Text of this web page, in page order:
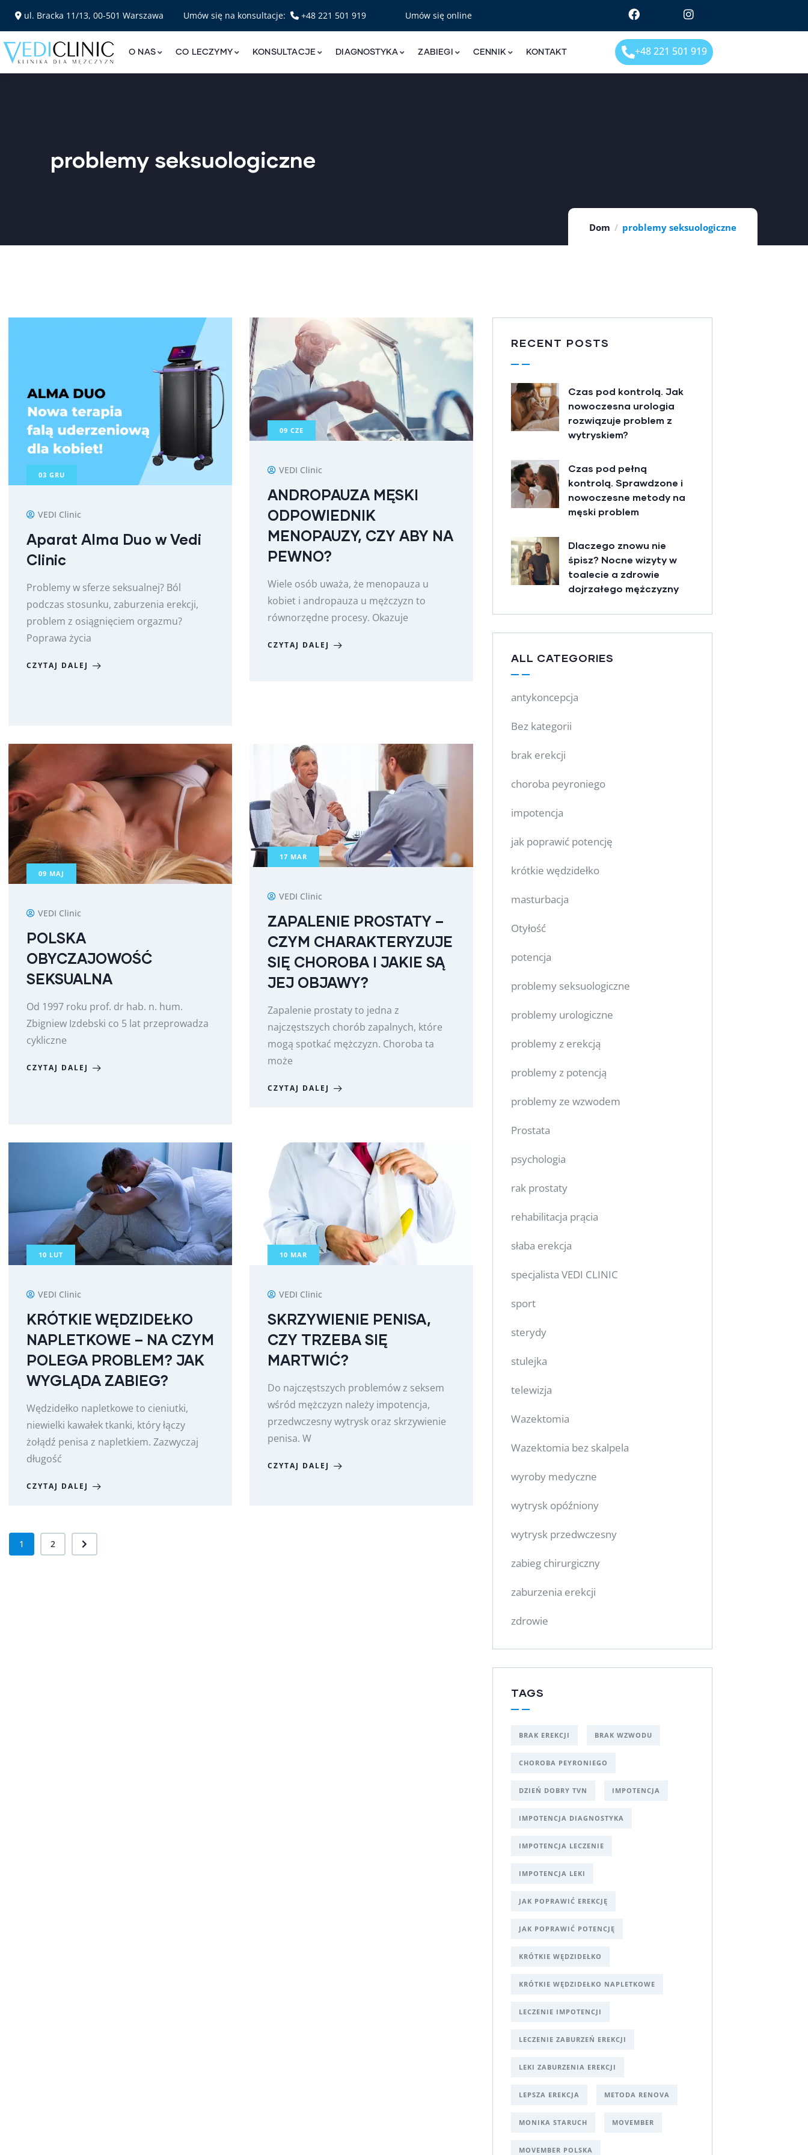
ul. Bracka 11/13, 00-501 Warszawa Umów się na konsultacje: +48 221 501 919 Umów się online
O NAS CO LECZYMY KONSULTACJE DIAGNOSTYKA ZABIEGI CENNIK KONTAKT +48 221 501 919
problemy seksuologiczne
Dom problemy seksuologiczne
03 GRU
VEDI Clinic
Aparat Alma Duo w Vedi
Clinic
Problemy w sferze seksualnej? Ból
podczas stosunku, zaburzenia erekcji,
problem z osiągnięciem orgazmu?
Poprawa życia
CZYTAJ DALEJ
09 CZE
VEDI Clinic
ANDROPAUZA MĘSKI
ODPOWIEDNIK
MENOPAUZY, CZY ABY NA
PEWNO?
Wiele osób uważa, że menopauza u
kobiet i andropauza u mężczyzn to
równorzędne procesy. Okazuje
CZYTAJ DALEJ
09 MAJ
VEDI Clinic
POLSKA
OBYCZAJOWOŚĆ
SEKSUALNA
Od 1997 roku prof. dr hab. n. hum.
Zbigniew Izdebski co 5 lat przeprowadza
cykliczne
CZYTAJ DALEJ
17 MAR
VEDI Clinic
ZAPALENIE PROSTATY –
CZYM CHARAKTERYZUJE
SIĘ CHOROBA I JAKIE SĄ
JEJ OBJAWY?
Zapalenie prostaty to jedna z
najczęstszych chorób zapalnych, które
mogą spotkać mężczyzn. Choroba ta
może
CZYTAJ DALEJ
10 LUT
VEDI Clinic
KRÓTKIE WĘDZIDEŁKO
NAPLETKOWE – NA CZYM
POLEGA PROBLEM? JAK
WYGLĄDA ZABIEG?
Wędzidełko napletkowe to cieniutki,
niewielki kawałek tkanki, który łączy
żołądź penisa z napletkiem. Zazwyczaj
długość
CZYTAJ DALEJ
10 MAR
VEDI Clinic
SKRZYWIENIE PENISA,
CZY TRZEBA SIĘ
MARTWIĆ?
Do najczęstszych problemów z seksem
wśród mężczyzn należy impotencja,
przedwczesny wytrysk oraz skrzywienie
penisa. W
CZYTAJ DALEJ
1 2
RECENT POSTS
Czas pod kontrolą. Jak
nowoczesna urologia
rozwiązuje problem z
wytryskiem?
Czas pod pełną
kontrolą. Sprawdzone i
nowoczesne metody na
męski problem
Dlaczego znowu nie
śpisz? Nocne wizyty w
toalecie a zdrowie
dojrzałego mężczyzny
ALL CATEGORIES
antykoncepcja
Bez kategorii
brak erekcji
choroba peyroniego
impotencja
jak poprawić potencję
krótkie wędzidełko
masturbacja
Otyłość
potencja
problemy seksuologiczne
problemy urologiczne
problemy z erekcją
problemy z potencją
problemy ze wzwodem
Prostata
psychologia
rak prostaty
rehabilitacja prącia
słaba erekcja
specjalista VEDI CLINIC
sport
sterydy
stulejka
telewizja
Wazektomia
Wazektomia bez skalpela
wyroby medyczne
wytrysk opóźniony
wytrysk przedwczesny
zabieg chirurgiczny
zaburzenia erekcji
zdrowie
TAGS
BRAK EREKCJI BRAK WZWODU
CHOROBA PEYRONIEGO
DZIEŃ DOBRY TVN IMPOTENCJA
IMPOTENCJA DIAGNOSTYKA
IMPOTENCJA LECZENIE
IMPOTENCJA LEKI
JAK POPRAWIĆ EREKCJĘ
JAK POPRAWIĆ POTENCJĘ
KRÓTKIE WĘDZIDEŁKO
KRÓTKIE WĘDZIDEŁKO NAPLETKOWE
LECZENIE IMPOTENCJI
LECZENIE ZABURZEŃ EREKCJI
LEKI ZABURZENIA EREKCJI
LEPSZA EREKCJA METODA RENOVA
MONIKA STARUCH MOVEMBER
MOVEMBER POLSKA